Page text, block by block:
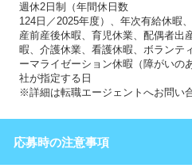
週休2日制（年間休日数
124日／2025年度）、年次有給休暇
産前産後休暇、育児休業、配偶者出
暇、介護休業、看護休暇、ボランテ
ーマライゼーション休暇（障がいの
社が指定する日
※詳細は転職エージェントへお問い
応募時の注意事項